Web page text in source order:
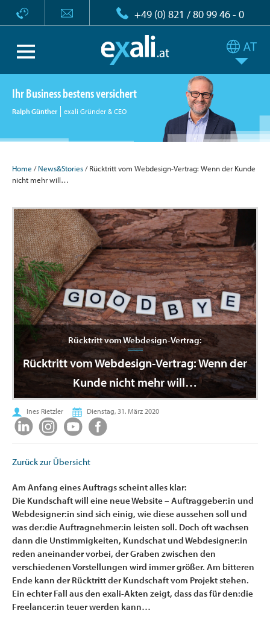
+49 (0) 821 / 80 99 46 - 0
Ihr Business bestens versichert
Ralph Günther exali Gründer & CEO
Home /News&Stories/ Rücktritt vom Webdesign-Vertrag: Wenn der Kunde
nicht mehr will…
Rücktritt vom Webdesign-Vertrag:
Rücktritt vom Webdesign-Vertrag: Wenn der
Kunde nicht mehr will…
Ines Rietzler Dienstag, 31. März 2020
Zurück zur Übersicht
Am Anfang eines Auftrags scheint alles klar:
Die Kundschaft will eine neue Website – Auftraggeber:in und
Webdesigner:in sind sich einig, wie diese aussehen soll und
was der:die Auftragnehmer:in leisten soll. Doch oft wachsen
dann die Unstimmigkeiten, Kundschat und Webdesigner:in
reden aneinander vorbei, der Graben zwischen den
verschiedenen Vorstellungen wird immer größer. Am bitteren
Ende kann der Rücktritt der Kundschaft vom Projekt stehen.
Ein echter Fall aus den exali-Akten zeigt, dass das für den:die
Freelancer:in teuer werden kann…